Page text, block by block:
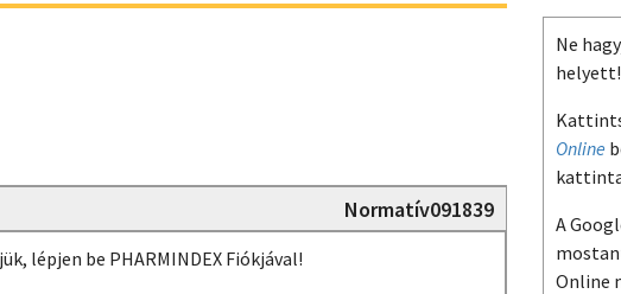
Normatív091839
lépjen be PHARMINDEX Fiókjával!
Ne
helyett!
Online
A
Online